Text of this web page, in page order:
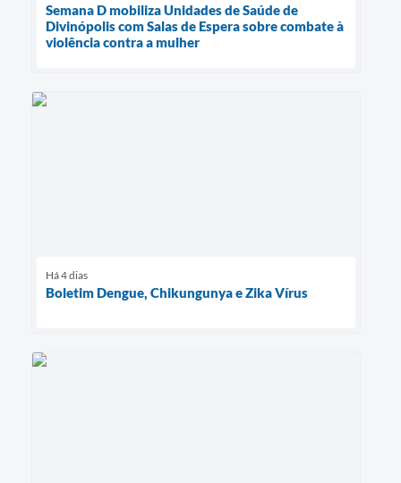
Semana D mobiliza Unidades de Saúde de
Divinópolis com Salas de Espera sobre combate à
violência contra a mulher
Há 4 dias
Boletim Dengue, Chikungunya e Zika Vírus